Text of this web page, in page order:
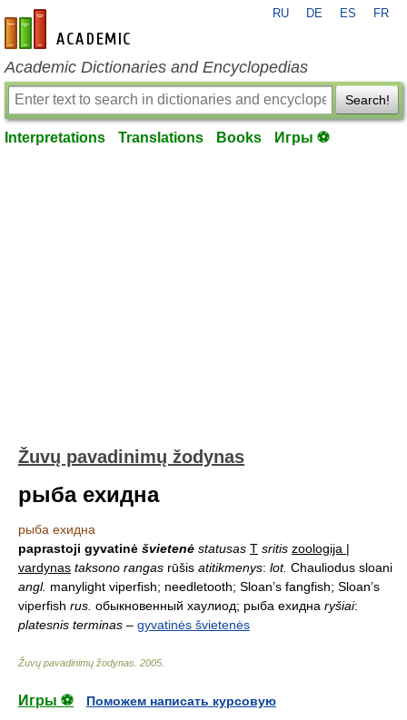
en-academic.com
RU DE ES FR
Academic Dictionaries and Encyclopedias
Search!
Interpretations Translations Books Игры ⚽
Žuvų pavadinimų žodynas
рыба ехидна
рыба ехидна
paprastoji gyvatinė švietenė statusas T sritis zoologija |
vardynas taksono rangas rūšis atitikmenys: lot. Chauliodus sloani
angl. manylight viperfish; needletooth; Sloan’s fangfish; Sloan’s
viperfish rus. обыкновенный хаулиод; рыба ехидна ryšiai:
platesnis terminas – gyvatinės švietenės
Žuvų pavadinimų žodynas 2005
Игры ⚽
Поможем написать курсовую